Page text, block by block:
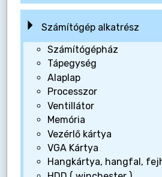
Számítógép alkatrész
Számítógépház
Tápegység
Alaplap
Processzor
Ventillátor
Memória
Vezérlő kártya
VGA Kártya
Hangkártya, hangfal,